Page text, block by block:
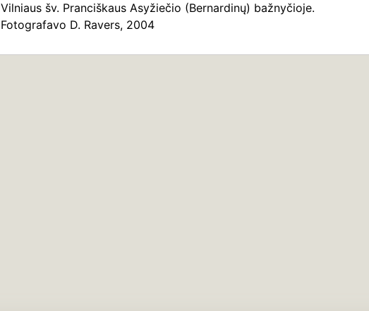
Vilniaus šv. Pranciškaus Asyžiečio (Bernardinų) bažnyčioje.
Fotografavo D. Ravers, 2004